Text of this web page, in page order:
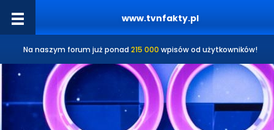
www.tvnfakty.pl
Na naszym forum już ponad 215 000 wpisów od użytkowników!